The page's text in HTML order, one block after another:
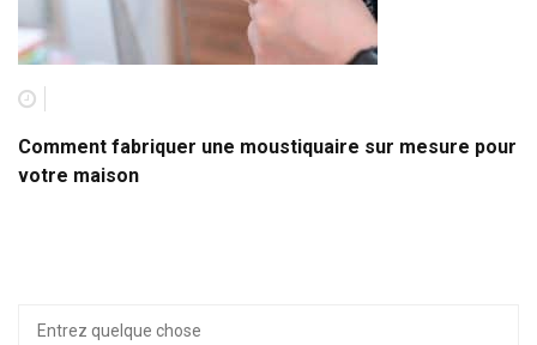
Comment fabriquer une moustiquaire sur mesure pour
votre maison
pour :